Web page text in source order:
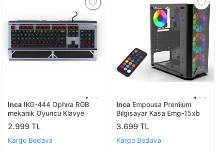
Inca IKG-444 Ophıra RGB
mekanik Oyuncu Klavye
2.999 TL
Kargo Bedava
Inca Empousa Premi̇um
Bi̇lgi̇sayar Kasa Emg-15xb
3.699 TL
Kargo Bedava